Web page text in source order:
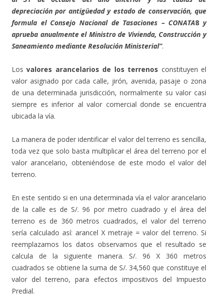
depreciación por antigüedad y estado de conservación, que
formula el Consejo Nacional de Tasaciones – CONATA8 y
aprueba anualmente el Ministro de Vivienda, Construcción y
Saneamiento mediante Resolución Ministerial”.
Losvalores arancelarios de los terrenos constituyen el
valor asignado por cada calle, jirón, avenida, pasaje o zona
de una determinada jurisdicción, normalmente su valor casi
siempre es inferior al valor comercial donde se encuentra
ubicada la vía.
La manera de poder identificar el valor del terreno es sencilla,
toda vez que solo basta multiplicar el área del terreno por el
valor arancelario, obteniéndose de este modo el valor del
terreno.
En este sentido si en una determinada vía el valor arancelario
de la calle es de S/. 96 por metro cuadrado y el área del
terreno es de 360 metros cuadrados, el valor del terreno
sería calculado así: arancel X metraje = valor del terreno. Si
reemplazamos los datos observamos que el resultado se
calcula de la siguiente manera. S/. 96 X 360 metros
cuadrados se obtiene la suma de S/. 34,560 que constituye el
valor del terreno, para efectos impositivos del Impuesto
Predial.